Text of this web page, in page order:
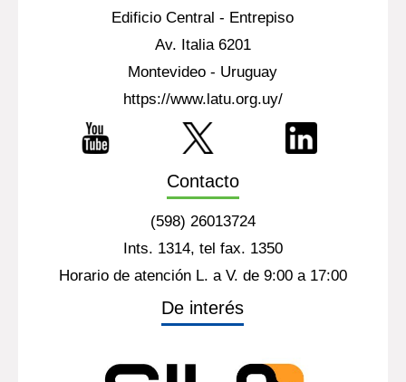
Edificio Central - Entrepiso
Av. Italia 6201
Montevideo - Uruguay
https://www.latu.org.uy/
Contacto
(598) 26013724
Ints. 1314, tel fax. 1350
Horario de atención L. a V. de 9:00 a 17:00
De interés